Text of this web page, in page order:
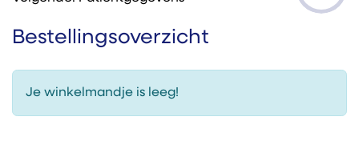
Bestellingsoverzicht
Je winkelmandje is leeg!